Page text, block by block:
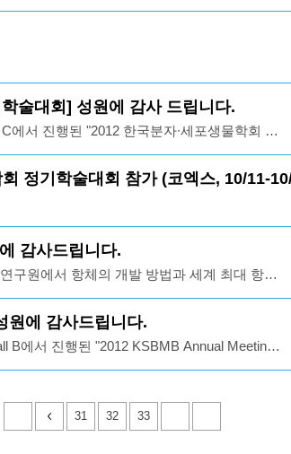
, 현재 대부분이 각자의 실험실을 운영하며 연
체의 개발 방법과 세계최대 항체프로젝트
다양한 응용분야에 대하여 소개 드렸으며 많
술대회] 성원에 감사 드립니다.
에서 진행된 "2012 한국분자∙세포생물학회 정
니다. 당사는 본 전시회를 통해 생명공학 연구
와 AbSignal, Loading control, 2nd
보내주신 고객 여러분의 성원에 감사의 말씀
정기학술대회 참가 (코엑스, 10/11-
감사드립니다.
구원에서 항체의 개발 방법과 세계 최대 항체
구 현황 및 다양한 응용분야에 대하여 소개해
공학연구원 세미나를 주최하였으며 항체 연
석하시어 자리를 빛내 주셨습니다.다시 한번
에 감사드립니다.
B에서 진행된 "2012 KSBMB Annual Meeting"
본 전시회를 통해 고객 여러분의 연구개발에
Atlas project를 통해 개발된 IHC 프리미엄 항
분들이 저희 부스를 방문해주셨습니다.다시 한
31 32 33